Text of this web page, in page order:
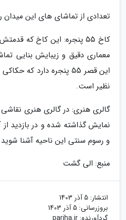
تعدادی از تماشای های این میدان
معماری دقیق و زیبایش بنایی
این قصر 55 پنجره دارد
نظیر است.
گالری هنری: در گالری هنری
نمایش گذاشته شده و در بازدید
و رسوم سنتی این ناحیه آشنا
منبع: الی گشت
انتشار: 5 آذر 1403
بروزرسانی: 5 آذر 1403